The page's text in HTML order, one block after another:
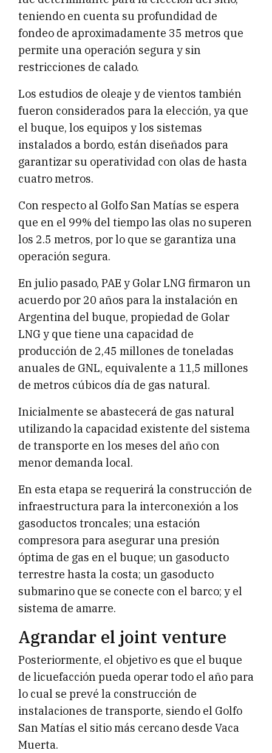
teniendo en cuenta su profundidad de
fondeo de aproximadamente 35 metros que
permite una operación segura y sin
restricciones de calado.
Los estudios de oleaje y de vientos también
fueron considerados para la elección, ya que
el buque, los equipos y los sistemas
instalados a bordo, están diseñados para
garantizar su operatividad con olas de hasta
cuatro metros.
Con respecto al Golfo San Matías se espera
que en el 99% del tiempo las olas no superen
los 2.5 metros, por lo que se garantiza una
operación segura.
En julio pasado, PAE y Golar LNG firmaron un
acuerdo por 20 años para la instalación en
Argentina del buque, propiedad de Golar
LNG y que tiene una capacidad de
producción de 2,45 millones de toneladas
anuales de GNL, equivalente a 11,5 millones
de metros cúbicos día de gas natural.
Inicialmente se abastecerá de gas natural
utilizando la capacidad existente del sistema
de transporte en los meses del año con
menor demanda local.
En esta etapa se requerirá la construcción de
infraestructura para la interconexión a los
gasoductos troncales; una estación
compresora para asegurar una presión
óptima de gas en el buque; un gasoducto
terrestre hasta la costa; un gasoducto
submarino que se conecte con el barco; y el
sistema de amarre.
Agrandar el joint venture
Posteriormente, el objetivo es que el buque
de licuefacción pueda operar todo el año para
lo cual se prevé la construcción de
instalaciones de transporte, siendo el Golfo
San Matías el sitio más cercano desde Vaca
Muerta.